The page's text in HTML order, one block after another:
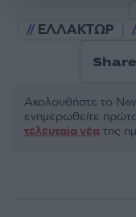
ΕΛΛΑΚΤΩΡ
Ακολουθήστε το
ενημερωθείτε
τελευταία νέα της